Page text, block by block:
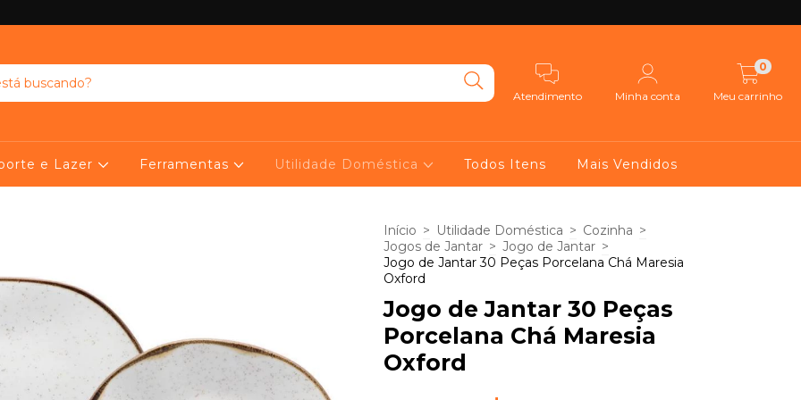
Atendimento Minha conta Meu carrinho
0
e Lazer Ferramentas Utilidade Doméstica Todos Itens Mais Vendidos
Início > Utilidade Doméstica > Cozinha >
Jogos de Jantar > Jogo de Jantar >
Jogo de Jantar 30 Peças Porcelana Chá Maresia
Oxford
Jogo de Jantar 30 Peças
Porcelana Chá Maresia
Oxford